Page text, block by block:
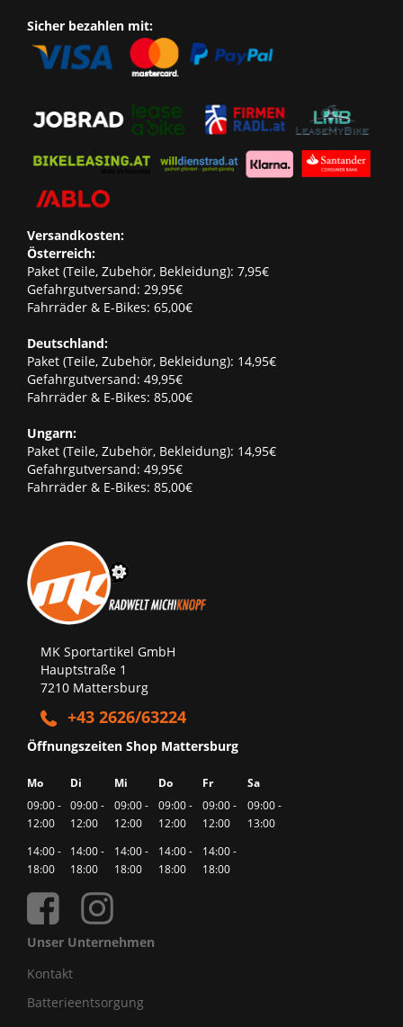
Sicher bezahlen mit:
Versandkosten:
Österreich:
Paket (Teile, Zubehör, Bekleidung): 7,95€
Gefahrgutversand: 29,95€
Fahrräder & E-Bikes: 65,00€
Deutschland:
Paket (Teile, Zubehör, Bekleidung): 14,95€
Gefahrgutversand: 49,95€
Fahrräder & E-Bikes: 85,00€
Ungarn:
Paket (Teile, Zubehör, Bekleidung): 14,95€
Gefahrgutversand: 49,95€
Fahrräder & E-Bikes: 85,00€
MK Sportartikel GmbH
Hauptstraße 1
7210 Mattersburg
+43 2626/63224
Öffnungszeiten Shop Mattersburg
Mo Di Mi Do Fr
Sa
09:00 -
12:00
09:00 -
12:00
09:00 -
12:00
09:00 -
12:00
09:00 -
12:00
09:00 -
13:00
14:00 -
18:00
14:00 -
18:00
14:00 -
18:00
14:00 -
18:00
14:00 -
18:00
Unser Unternehmen
Kontakt
Batterieentsorgung